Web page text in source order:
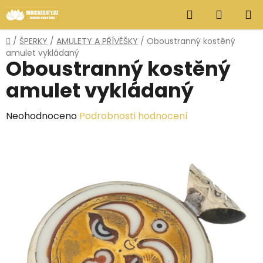
na
obsah
Hledat
KOŠÍK
Domů
/ ŠPERKY / AMULETY A PŘÍVĚŠKY / Oboustranný kostěný
amulet vykládaný
Oboustranný kostěný
amulet vykládaný
Průměrné
hvězdiček.
Neohodnoceno Podrobnosti hodnocení